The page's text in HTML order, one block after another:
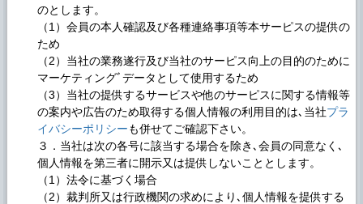
のとします。
（1）会員の本人確認及び各種連絡事項等本サーピスの提供の
ため
（2）当社の業務遂行及び当社のサーピス向上の目的のために
マーケティングﾞデータとして使用するため
（3）当社の提供するサービスや他のサーピスに関する情報等
の案内や広告のため取得する個人情報の利用目的は､当社プラ
イバシーポリシーも併せてご確認下さい。
３．当社は次の各号に該当する場合を除き､会員の同意なく､
個人情報を第三者に開示又は提供しないこととします。
（1）法令に基づく場合
（2）裁判所又は行政機関の求めにより､個人情報を提供する